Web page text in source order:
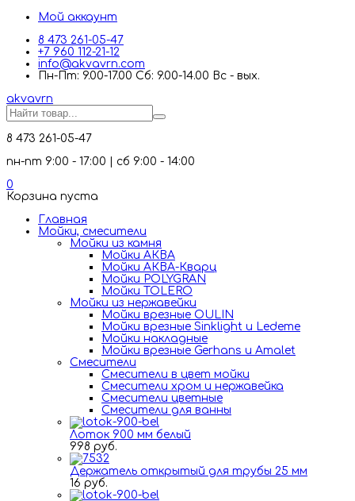
Мой аккаунт
8 473 261-05-47
+7 960 112-21-12
info@akvavrn.com
Пн-Пт: 9.00-17.00 Сб: 9.00-14.00 Вс - вых.
akvavrn
8 473 261-05-47
пн-пт 9:00 - 17:00 | сб 9:00 - 14:00
0
Корзина пуста
Главная
Мойки, смесители
Mойки из камня
Мойки АКВА
Мойки АКВА-Кварц
Мойки POLYGRAN
Мойки TOLERO
Мойки из нержавейки
Мойки врезные OULIN
Мойки врезные Sinklight и Ledeme
Мойки накладные
Мойки врезные Gerhans и Amalet
Смесители
Смесители в цвет мойки
Смесители хром и нержавейка
Смесители цветные
Смесители для ванны
Лоток 900 мм белый
998 руб.
Держатель открытый для трубы 25 мм
16 руб.